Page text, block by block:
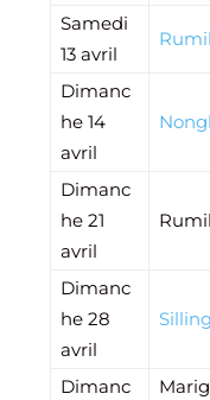
Samedi
13 avril
Dimanc
he 14
avril
Dimanc
he 21
avril
Dimanc
he 28
avril
Dimanc